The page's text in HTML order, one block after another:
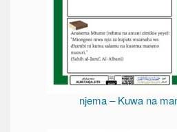
njema – Kuwa na